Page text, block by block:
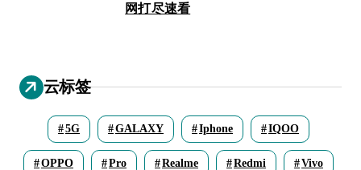
网打尽速看
云标签
5G GALAXY Iphone IQOO
OPPO Pro Realme Redmi Vivo